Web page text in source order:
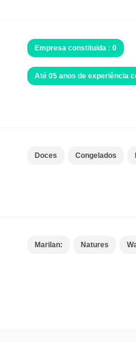
Empresa constituida : 0
Até 05 anos de experiência
Doces Congelados
Marilan: Natures